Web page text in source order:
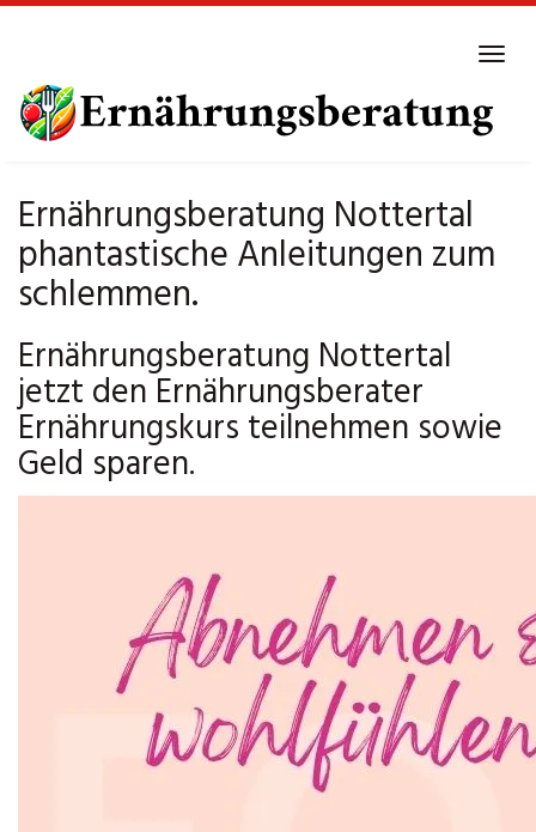
main
content
Ernährungsberatung Nottertal
phantastische Anleitungen zum
schlemmen.
Ernährungsberatung Nottertal
jetzt den Ernährungsberater
Ernährungskurs teilnehmen sowie
Geld sparen.